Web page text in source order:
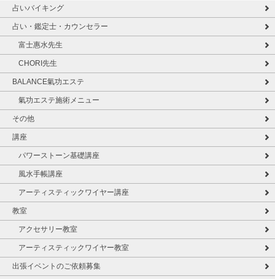
占いバイキング
占い・鑑定士・カウンセラー
富士惠水先生
CHORI先生
BALANCE氣功エステ
氣功エステ施術メニュー
その他
講座
パワーストーン基礎講座
風水手帳講座
アーティスティックワイヤー講座
教室
アクセサリー教室
アーティスティックワイヤー教室
出張イベントのご依頼募集